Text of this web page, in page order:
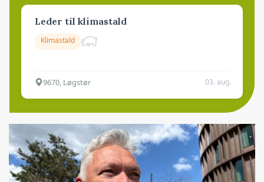
Leder til klimastald
Klimastald
9670, Løgstør 03. aug.